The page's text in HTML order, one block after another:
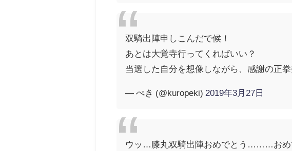
双騎出陣申しこんだで候！
あとは大覚寺行ってくればいい？
当選した自分を想像しながら、感謝の正
— ぺき (@kuropeki) 2019年3月27日
ウッ…膝丸双騎出陣おめでとう………お